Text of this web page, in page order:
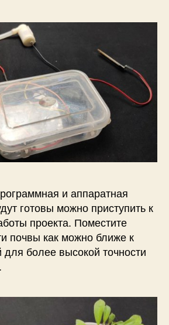
и аппаратная
готовы можно приступить к
проекта. Поместите
почвы как можно ближе к
для более высокой точности